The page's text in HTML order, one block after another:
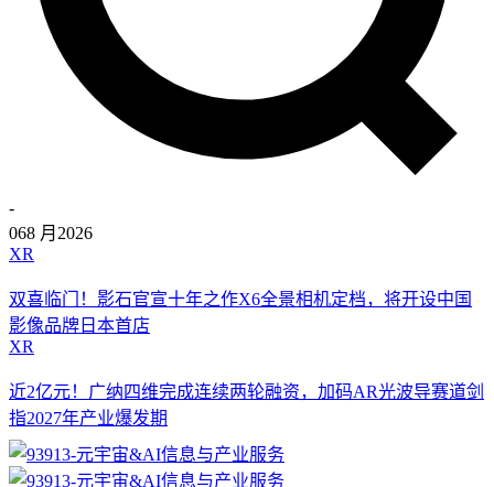
-
068 月 2026
XR
双喜临门！影石官宣十年之作X6全景相机定档，将开设中国
影像品牌日本首店
XR
近2亿元！广纳四维完成连续两轮融资，加码AR光波导赛道剑
指2027年产业爆发期